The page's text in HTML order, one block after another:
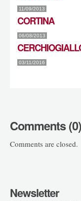
11/09/2013
CORTINA
06/08/2013
03/11/2016
Comments (0)
Comments are closed.
Newsletter